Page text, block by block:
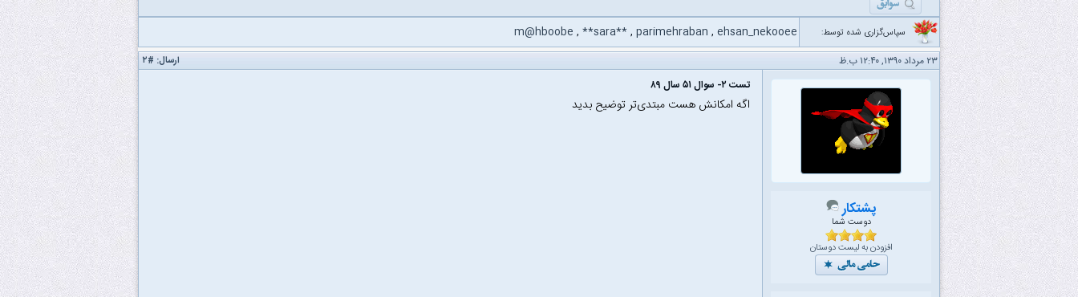
سپاس‌گزاری شده توسط: ehsan_nekooee
,
parimehraban
,
**sara**
,
m@hboobe
ارسال: #۲ ۲۳ مرداد ۱۳۹۰, ۱۲:۴۰ ب.ظ
پشتکار
دوست شما
افزودن به لیست دوستان
تست ۲- سوال ۵۱ سال ۸۹
اگه امکانش هست مبتدی‌تر توضیح بدید